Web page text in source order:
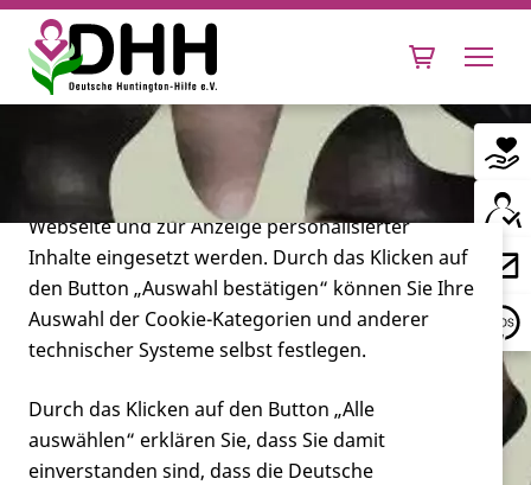
Leben mit Huntington
Forschung
Miteinander
Cookie-Einstellungen
Diese Webseite setzt verschiedene Cookies und
Tracking-Tools ein. Dies beinhaltet Cookies und
Tracking-Tools, die für den Betrieb der Webseite
technisch notwendig sind, die zu statistischen
Zwecken sowie zur besseren Bedienbarkeit der
Webseite und zur Anzeige personalisierter
Inhalte eingesetzt werden. Durch das Klicken auf
den Button „Auswahl bestätigen“ können Sie Ihre
Auswahl der Cookie-Kategorien und anderer
technischer Systeme selbst festlegen.
Durch das Klicken auf den Button „Alle
auswählen“ erklären Sie, dass Sie damit
einverstanden sind, dass die Deutsche